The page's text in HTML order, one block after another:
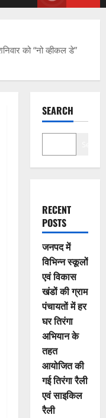
को “नो व्हीकल डे”
SEARCH
RECENT
POSTS
जनपद में
विभिन्न स्कूलों
एवं विकास
खंडों की ग्राम
पंचायतों में हर
घर तिरंगा
अभियान के
तहत
आयोजित की
गई तिरंगा रैली
एवं साइकिल
रैली